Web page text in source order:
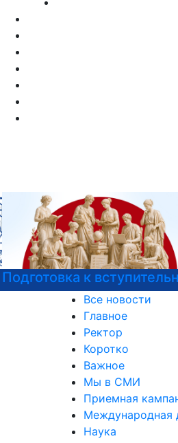
Подготовка к
Все новости
Главное
Ректор
Коротко
Важное
Мы в СМИ
Приемная
Международная
Наука